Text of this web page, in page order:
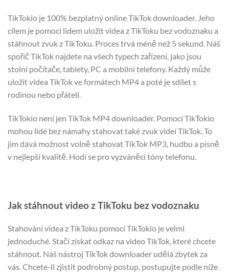
TikTokio je 100% bezplatný online TikTok downloader. Jeho
cílem je pomoci lidem uložit videa z TikToku bez vodoznaku a
stáhnout zvuk z TikToku. Proces trvá méně než 5 sekund. Náš
spořič TikTok najdete na všech typech zařízení, jako jsou
stolní počítače, tablety, PC a mobilní telefony. Každý může
uložit videa TikTok ve formátech MP4 a poté je sdílet s
rodinou nebo přáteli.
TikTokio není jen TikTok MP4 downloader. Pomocí TikTokio
mohou lidé bez námahy stahovat také zvuk videí TikTok. To
jim dává možnost volně stahovat TikTok MP3, hudbu a písně
v nejlepší kvalitě. Hodí se pro vyzváněcí tóny telefonu.
Jak stáhnout video z TikToku bez vodoznaku
Stahování videa z TikToku pomocí TikTokio je velmi
jednoduché. Stačí získat odkaz na video TikTok, které chcete
stáhnout. Náš nástroj TikTok downloader udělá zbytek za
vás. Chcete-li zjistit podrobný postup, postupujte podle níže